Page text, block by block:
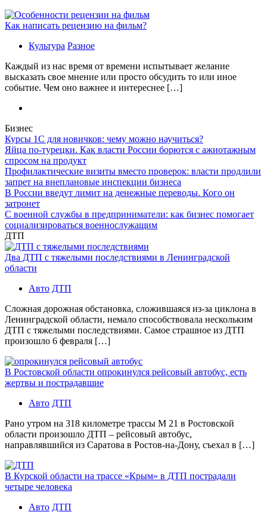
Как написать рецензию на фильм?
Культура Разное
Каждый из нас время от времени испытывает желание
высказать свое мнение или просто обсудить то или иное
событие. Чем оно важнее и интереснее […]
Бизнес
Курсы 1С для новичков: чему можно научиться?
Яйца по-турецки. Как власти России борются с ажиотажным
спросом на продукт
Профилактические визиты вместо проверок: власти продлили
запрет на внеплановые инспекции бизнеса
В России введут лимит на денежные переводы. Кого он
затронет
С военной службы в предприниматели: как бизнес помогает
социализироваться военнослужащим
ДТП
Два ДТП с тяжелыми последствиями в Ленинградской
области
Авто ДТП
Сложная дорожная обстановка, сложившаяся из-за циклона в
Ленинградской области, немало способствовала нескольким
ДТП с тяжелыми последствиями. Самое страшное из ДТП
произошло 6 февраля […]
В Ростовской области опрокинулся рейсовый автобус, есть
жертвы и пострадавшие
Авто ДТП
Рано утром на 318 километре трассы М 21 в Ростовской
области произошло ДТП – рейсовый автобус,
направлявшийся из Саратова в Ростов-на-Дону, съехал в […]
В Курской области на трассе «Крым» в ДТП пострадали
четыре человека
Авто ДТП